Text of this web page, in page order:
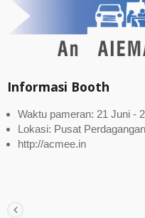
Informasi Booth
Waktu pameran: 21 Juni -
Lokasi: Pusat
http://acmee.in